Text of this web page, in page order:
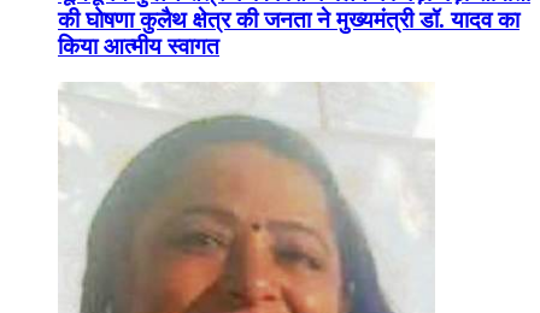
की घोषणा कुलैथ क्षेत्र की जनता ने मुख्यमंत्री डॉ. यादव का
किया आत्मीय स्वागत